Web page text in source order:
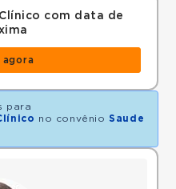
com data de
agora
para
no convênio Saude